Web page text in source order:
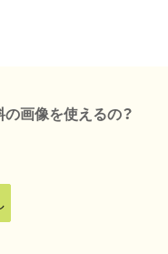
画像を使えるの？